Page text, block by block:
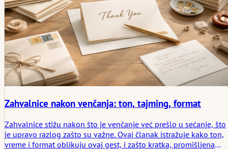
Zahvalnice nakon venčanja: ton, tajming, format
Zahvalnice stižu nakon što je venčanje već prešlo u sećanje, što
je upravo razlog zašto su važne. Ovaj članak istražuje kako ton,
vreme i format oblikuju ovaj gest, i zašto kratka, promišljena